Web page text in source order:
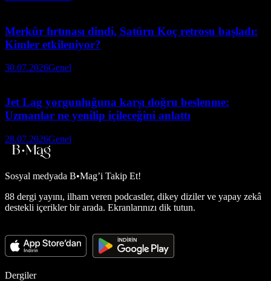
Merkür fırtınası dindi, Satürn Koç retrosu başladı:
Kimler etkileniyor?
30.07.2026Genel
Jet Lag yorgunluğuna karşı doğru beslenme:
Uzmanlar ne yenilip içileceğini anlattı
28.07.2026Genel
Sosyal medyada B•Mag’i Takip Et!
88 dergi yayını, ilham veren podcastler, dikey diziler ve yapay zekâ
destekli içerikler bir arada. Ekranlarınızı dik tutun.
Dergiler